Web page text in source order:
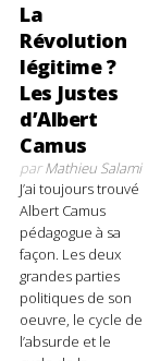
La
Révolution
légitime ?
Les Justes
d’Albert
Camus
parMathieu Salami
J’ai toujours trouvé
Albert Camus
pédagogue à sa
façon. Les deux
grandes parties
politiques de son
oeuvre, le cycle de
l’absurde et le